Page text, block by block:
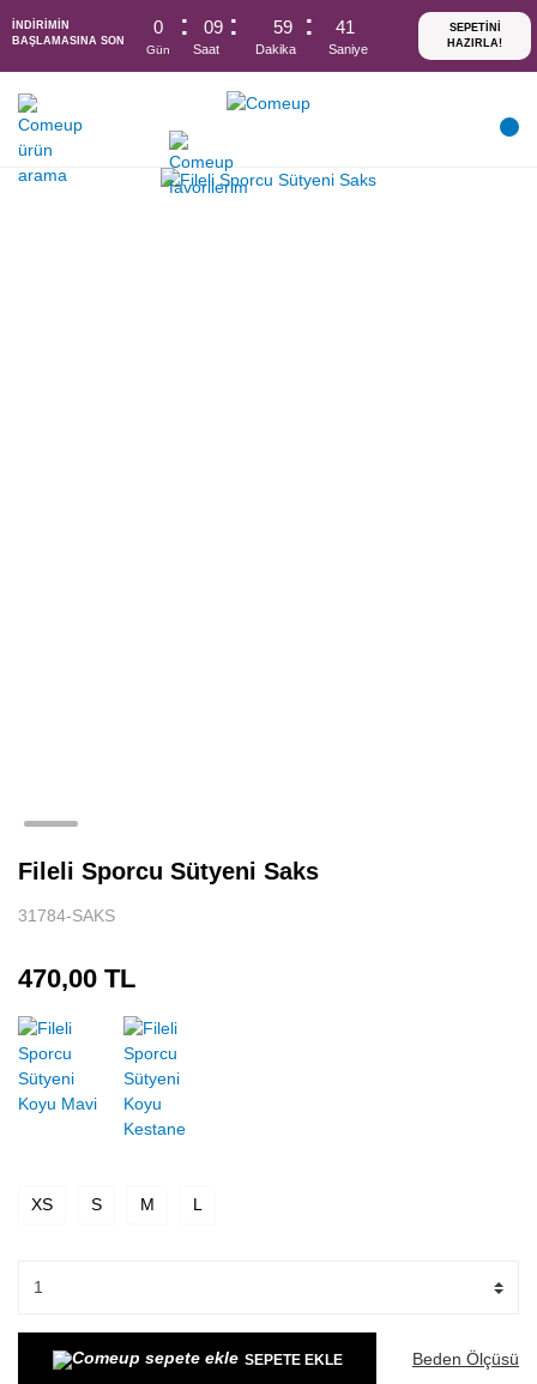
İNDİRİMİN
BAŞLAMASINA SON
0 09
Saat
59
Dakika
41
Saniye
Fileli Sporcu Sütyeni Saks
31784-SAKS
470,00 TL
XS S M L
SEPETE EKLE Beden Ölçüsü